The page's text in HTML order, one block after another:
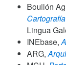
Boullón
Lingua
INEbase,
ARG,